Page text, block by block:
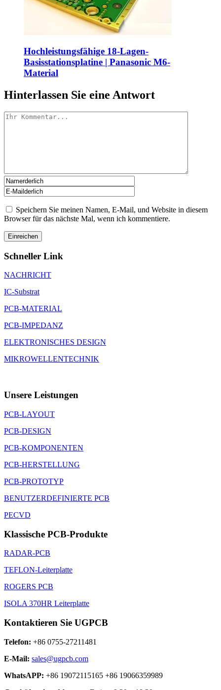
Hochleistungsfähige 18-Lagen-
Basisstationsplatine | Panasonic M6-
Material
Hinterlassen Sie eine Antwort
Speichern Sie meinen Namen, E-Mail, und Website in diesem
Browser für das nächste Mal, wenn ich kommentiere.
Schneller Link
NACHRICHT
IC-Substrat
PCB-MATERIAL
PCB-IMPEDANZ
ELEKTRONISCHES DESIGN
MIKROWELLENTECHNIK
Unsere Leistungen
PCB-LAYOUT
PCB-DESIGN
PCB-KOMPONENTEN
PCB-HERSTELLUNG
PCB-PROTOTYP
BENUTZERDEFINIERTE PCB
PECVD
Klassische PCB-Produkte
RADAR-PCB
TEFLON-Leiterplatte
ROGERS PCB
ISOLA 370HR Leiterplatte
Kontaktieren Sie UGPCB
Telefon: +86 0755-27211481
E-Mail: sales@ugpcb.com
WhatsAPP: +86 19072115165 +86 19066359989